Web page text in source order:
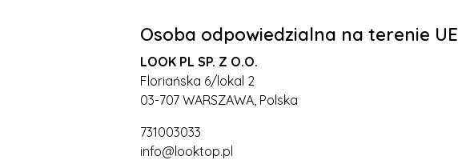
Osoba odpowiedzialna na terenie UE
LOOK PL SP. Z O.O.
Floriańska 6/lokal 2
03-707 WARSZAWA, Polska
731003033
info@looktop.pl